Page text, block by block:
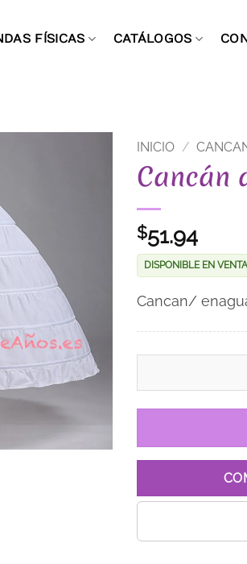
FÍSICAS CATÁLOGOS
INICIO /
Cancán
$51.94
DISPONIBLE EN VENTA
Cancan/
Cancán de 6 aros